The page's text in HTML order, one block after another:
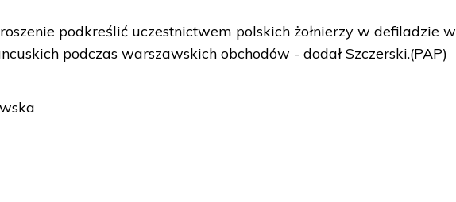
podkreślić uczestnictwem polskich żołnierzy w defiladzie w
podczas warszawskich obchodów - dodał Szczerski.(PAP)